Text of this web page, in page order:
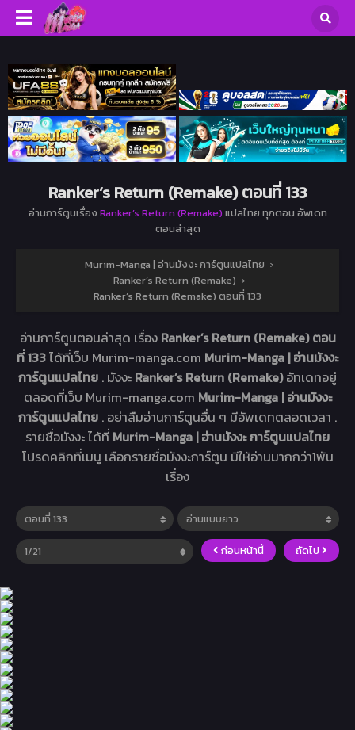
Ranker’s Return (Remake) ตอนที่ 133
อ่านการ์ตูนเรื่อง Ranker’s Return (Remake) แปลไทย ทุกตอน อัพเดท
ตอนล่าสุด
Murim-Manga | อ่านมังงะ การ์ตูนแปลไทย ›
Ranker’s Return (Remake) ›
Ranker’s Return (Remake) ตอนที่ 133
อ่านการ์ตูนตอนล่าสุด เรื่อง Ranker’s Return (Remake) ตอน
ที่ 133ได้ที่เว็บ Murim-manga.com Murim-Manga | อ่านมังงะ
การ์ตูนแปลไทย . มังงะ Ranker’s Return (Remake)อัทเดทอยู่
ตลอดที่เว็บ Murim-manga.com Murim-Manga | อ่านมังงะ
การ์ตูนแปลไทย . อย่าลืมอ่านการ์ตูนอื่น ๆ มีอัพเดทตลอดเวลา .
รายชื่อมังงะ ได้ที่ Murim-Manga | อ่านมังงะ การ์ตูนแปลไทย
โปรดคลิกที่เมนู เลือกรายชื่อมังงะการ์ตูน มีให้อ่านมากกว่า1พัน
เรื่อง
ก่อนหน้านี้ ถัดไป